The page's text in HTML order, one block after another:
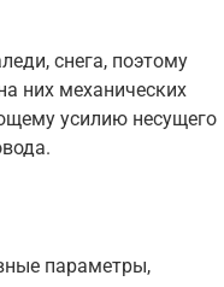
снега, поэтому
них механических
усилию несущего
параметры,